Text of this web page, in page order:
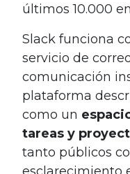
últimos 10.000
Slack funciona
servicio de
comunicación
plataforma
como un
tareas y
tanto públicos